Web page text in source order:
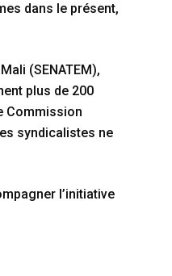
dans le présent,
(SENATEM),
plus de 200
Commission
syndicalistes ne
l’initiative